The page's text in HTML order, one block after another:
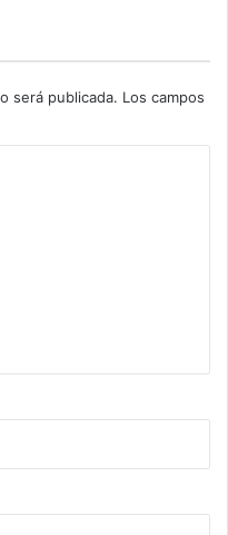
será publicada. Los campos